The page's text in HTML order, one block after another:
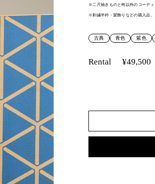
※二尺袖きものと袴以外のコーディ
※刺繍半衿・髪飾りなどの購入品、
古典 青色 紫色
Rental ¥49,500